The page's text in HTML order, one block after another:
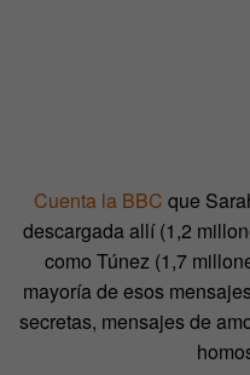
Cuenta la BBC que
descargada allí (1,2
como Túnez (1,7
mayoría de esos
secretas, mensajes de